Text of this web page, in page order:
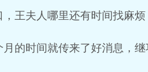
王夫人哪里还有时间找麻烦
的时间就传来了好消息，继